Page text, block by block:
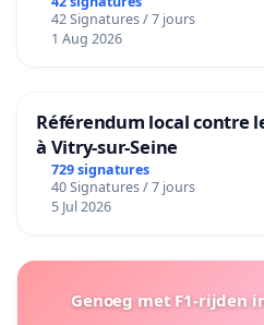
42 Signatures / 7 jours
1 Aug 2026
Référendum local contre
à Vitry-sur-Seine
729 signatures
40 Signatures / 7 jours
5 Jul 2026
Genoeg met F1-rijden